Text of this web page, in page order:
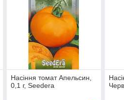
Насіння томат Апельсин,
0,1 г, Seedera